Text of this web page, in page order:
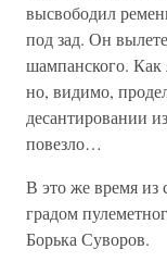
высвободил
под зад. Он
шампанского.
но, видимо,
десантировании
повезло…
В это же время из
градом
Борька Суворов.